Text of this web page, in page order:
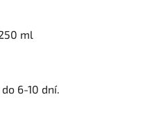
ml
6-10 dní.